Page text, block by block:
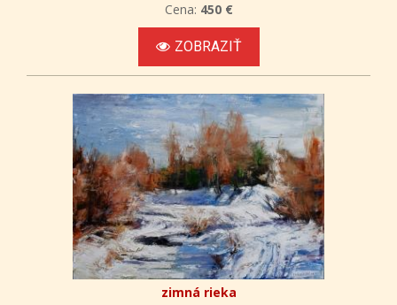
Cena: 450 €
ZOBRAZIŤ
zimná rieka